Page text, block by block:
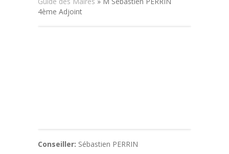
4ème Adjoint
Conseiller: Sébastien PERRIN